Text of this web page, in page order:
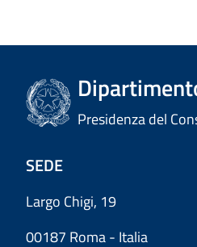
Presidenza del
SEDE
Largo Chigi, 19
00187 Roma - Italia